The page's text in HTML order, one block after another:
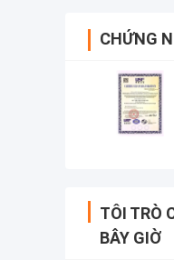
CHỨNG
TÔI TRÒ
BÂY GIỜ